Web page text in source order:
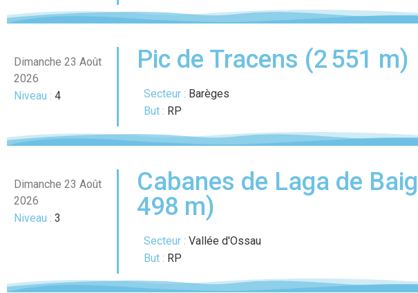
Dimanche 23 Août
2026
Niveau : 4
Pic de Tracens (2 551 m)
Secteur : Barèges
But : RP
Dimanche 23 Août
2026
Niveau : 3
Cabanes de Laga de
498 m)
Secteur :Vallée d'Ossau
But : RP